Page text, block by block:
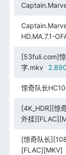
HD.MA.7.1-
[53fuli.com]
字.mkv
惊奇队长
[4K_HDR][惊
外挂
[惊奇队长
[FLAC][MKV]